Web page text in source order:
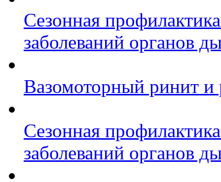
Сезонная
заболеваний органов
Вазомоторный ринит и
Сезонная
заболеваний органов